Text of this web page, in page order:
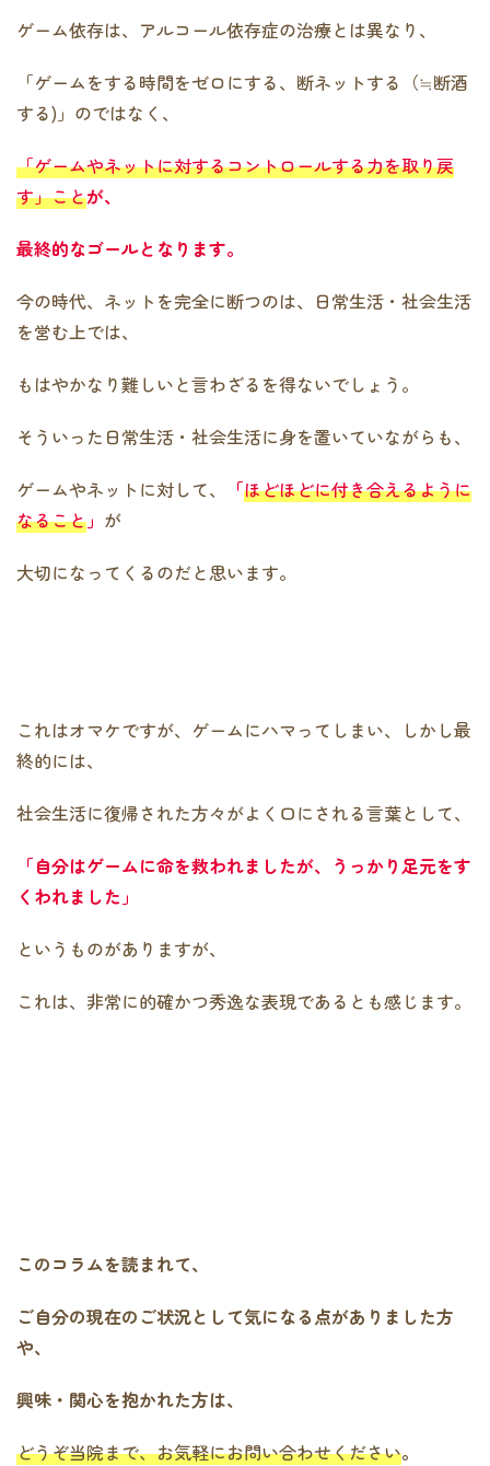
ゲーム依存は、アルコール依存症の治療とは異なり、
「ゲームをする時間をゼロにする、断ネットする（≒断酒
する)」のではなく、
「ゲームやネットに対するコントロールする力を取り戻
す」ことが、
最終的なゴールとなります。
今の時代、ネットを完全に断つのは、日常生活・社会生活
を営む上では、
もはやかなり難しいと言わざるを得ないでしょう。
そういった日常生活・社会生活に身を置いていながらも、
ゲームやネットに対して、
「ほどほどに付き合えるように
なること」 が
大切になってくるのだと思います。
これはオマケですが、ゲームにハマってしまい、しかし最
終的には、
社会生活に復帰された方々がよく口にされる言葉として、
「自分はゲームに命を救われましたが、うっかり足元をす
くわれました」
というものがありますが、
これは、非常に的確かつ秀逸な表現であるとも感じます。
このコラムを読まれて、
ご自分の現在のご状況として気になる点がありました方
や、
興味・関心を抱かれた方は、
どうぞ当院まで、お気軽にお問い合わせください。